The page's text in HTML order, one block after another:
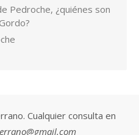
Pedroche, ¿quiénes son
Cualquier consulta en